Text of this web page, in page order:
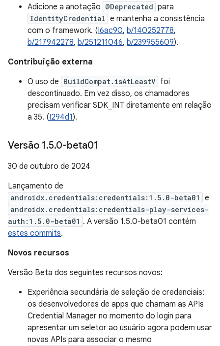
Adicione a anotação @Deprecated para
IdentityCredential e mantenha a consistência
com o framework. (I6ac90, b/140252778,
b/217942278, b/251211046, b/239955609).
Contribuição externa
O uso de BuildCompat.isAtLeastV foi
descontinuado. Em vez disso, os chamadores
precisam verificar SDK_INT diretamente em relação
a 35. (I294d1).
Versão 1.5.0-beta01
30 de outubro de 2024
Lançamento de
androidx.credentials:credentials:1.5.0-beta01 e
androidx.credentials:credentials-play-services-
auth:1.5.0-beta01 . A versão 1.5.0-beta01 contém
estes commits.
Novos recursos
Versão Beta dos seguintes recursos novos:
Experiência secundária de seleção de credenciais:
os desenvolvedores de apps que chamam as APIs
Credential Manager no momento do login para
apresentar um seletor ao usuário agora podem usar
novas APIs para associar o mesmo